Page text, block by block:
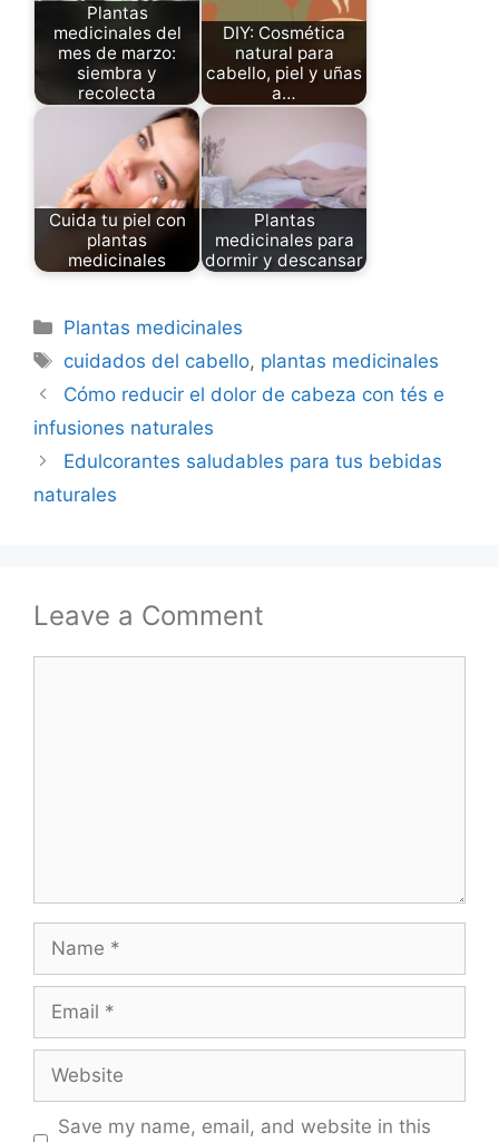
Plantas
medicinales del
mes de marzo:
siembra y
recolecta
DIY: Cosmética
natural para
cabello, piel y uñas
a…
Cuida tu piel con
plantas
medicinales
Plantas
medicinales para
dormir y descansar
Categories
Plantas medicinales
Tags
cuidados del cabello, plantas medicinales
Cómo reducir el dolor de cabeza con tés e
infusiones naturales
Edulcorantes saludables para tus bebidas
naturales
Leave a Comment
Name
Email
Website
Save my name, email, and website in this